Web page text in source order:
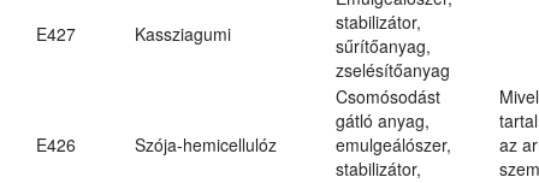
E427 Kassziagumi
stabilizátor,
sűrítőanyag,
zselésítőanyag
E426 Szója-hemicellulóz
Csomósodást
gátló anyag,
emulgeálószer,
stabilizátor,
az